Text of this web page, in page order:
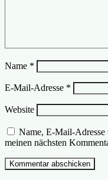
Name *
E-Mail-Adresse *
Website
Name, E-Mail-Adresse
meinen nächsten